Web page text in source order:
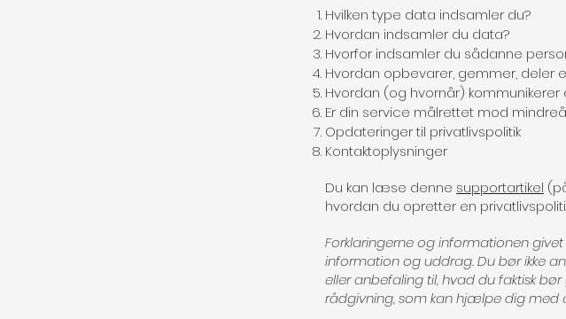
Hvilken type data indsamler du?
Hvordan indsamler du data?
Hvorfor indsamler du sådanne
Hvordan opbevarer, gemmer, deler
Hvordan (og hvornår)
Er din service målrettet mod
Opdateringer til privatlivspolitik
Kontaktoplysninger
Du kan læse denne supportartikel
hvordan du opretter en
Forklaringerne og informationen
information og uddrag. Du bør ikke
eller anbefaling til, hvad du faktisk
rådgivning, som kan hjælpe dig med